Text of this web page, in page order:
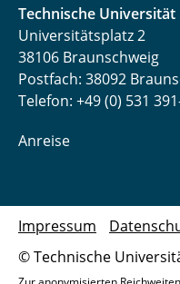
Technische
Universitätsplatz 2
38106 Braunschweig
Postfach: 38092
Telefon: +49 (0) 531
Anreise
© Technische
Impressum